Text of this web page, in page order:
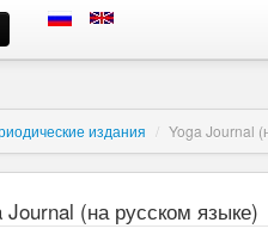
предлагаемые нами
издания / Yoga Journal
Journal (на русском языке)